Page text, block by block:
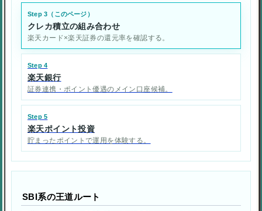
Step 3（このページ）
クレカ積立の組み合わせ
楽天カード×楽天証券の還元率を確認する。
Step 4
楽天銀行
証券連携・ポイント優遇のメイン口座候補。
Step 5
楽天ポイント投資
貯まったポイントで運用を体験する。
SBI系の王道ルート